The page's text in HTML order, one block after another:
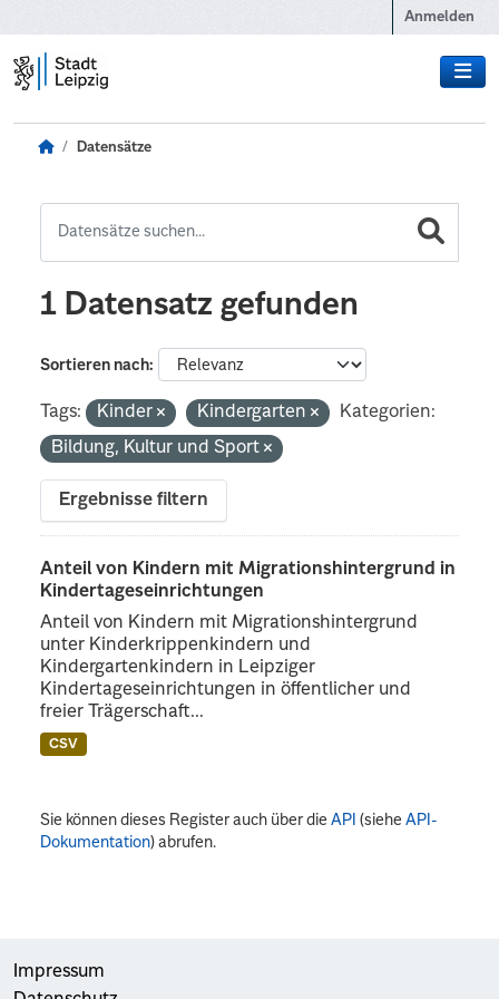
Anmelden
Datensätze
1 Datensatz gefunden
Sortieren nach
Tags: Kinder Kindergarten
Kategorien:
Bildung, Kultur und Sport
Ergebnisse filtern
Anteil von Kindern mit Migrationshintergrund in
Kindertageseinrichtungen
Anteil von Kindern mit Migrationshintergrund
unter Kinderkrippenkindern und
Kindergartenkindern in Leipziger
Kindertageseinrichtungen in öffentlicher und
freier Trägerschaft...
CSV
Sie können dieses Register auch über dieAPI (sieheAPI-
Dokumentation) abrufen.
Impressum